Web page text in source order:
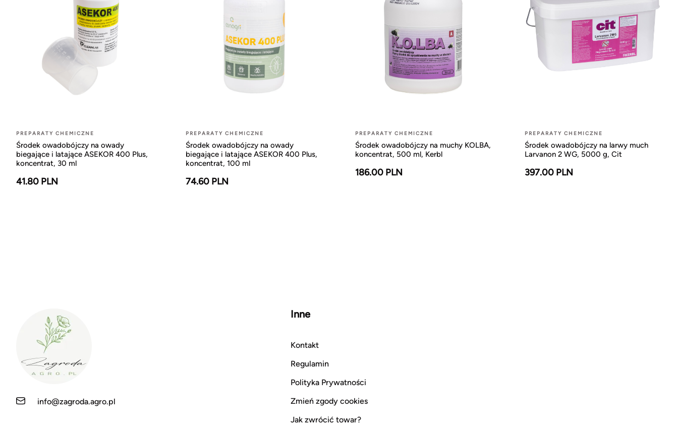
PREPARATY CHEMICZNE
Środek owadobójczy na owady
biegające i latające ASEKOR 400 Plus,
koncentrat, 30 ml
41.80 PLN
PREPARATY CHEMICZNE
Środek owadobójczy na owady
biegające i latające ASEKOR 400 Plus,
koncentrat, 100 ml
74.60 PLN
PREPARATY CHEMICZNE
Środek owadobójczy na muchy KOLBA,
koncentrat, 500 ml, Kerbl
186.00 PLN
PREPARATY CHEMICZNE
Środek owadobójczy na larwy much
Larvanon 2 WG, 5000 g, Cit
397.00 PLN
info@zagroda.agro.pl
Inne
Kontakt
Regulamin
Polityka Prywatności
Zmień zgody cookies
Jak zwrócić towar?